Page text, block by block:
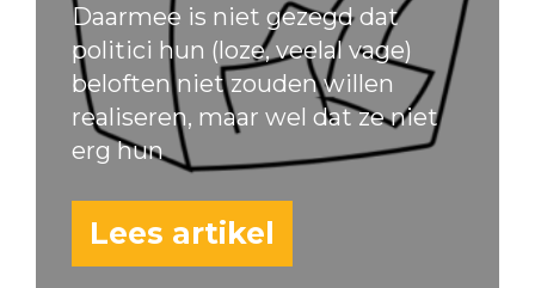
Daarmee is niet gezegd dat
politici hun (loze, veelal vage)
beloften niet zouden willen
realiseren, maar wel dat ze niet
erg hun
Lees artikel